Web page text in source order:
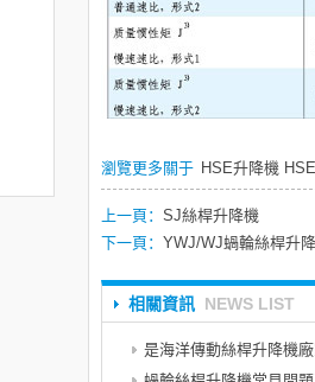
瀏覽更多關于 HSE升降機
上一頁： SJ絲桿升降機
下一頁： YWJ/WJ蝸輪絲桿升
相關資訊 NEWS LIST
是海洋傳動絲桿升降機廠